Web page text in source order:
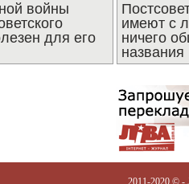
войны
для его
имеют с
ничего
названия
2011-2020 © -